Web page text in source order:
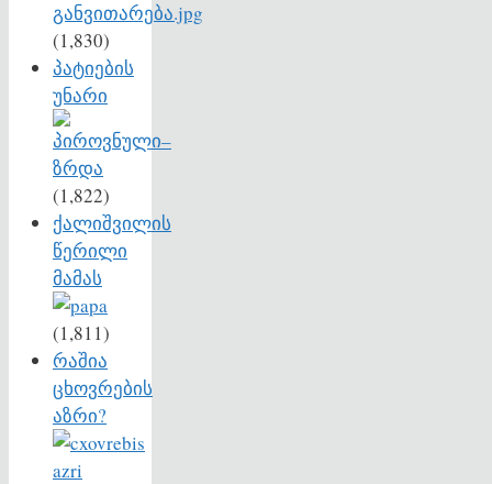
(1,830)
პატიების
უნარი
(1,822)
ქალიშვილის
წერილი
მამას
(1,811)
რაშია
ცხოვრების
აზრი?